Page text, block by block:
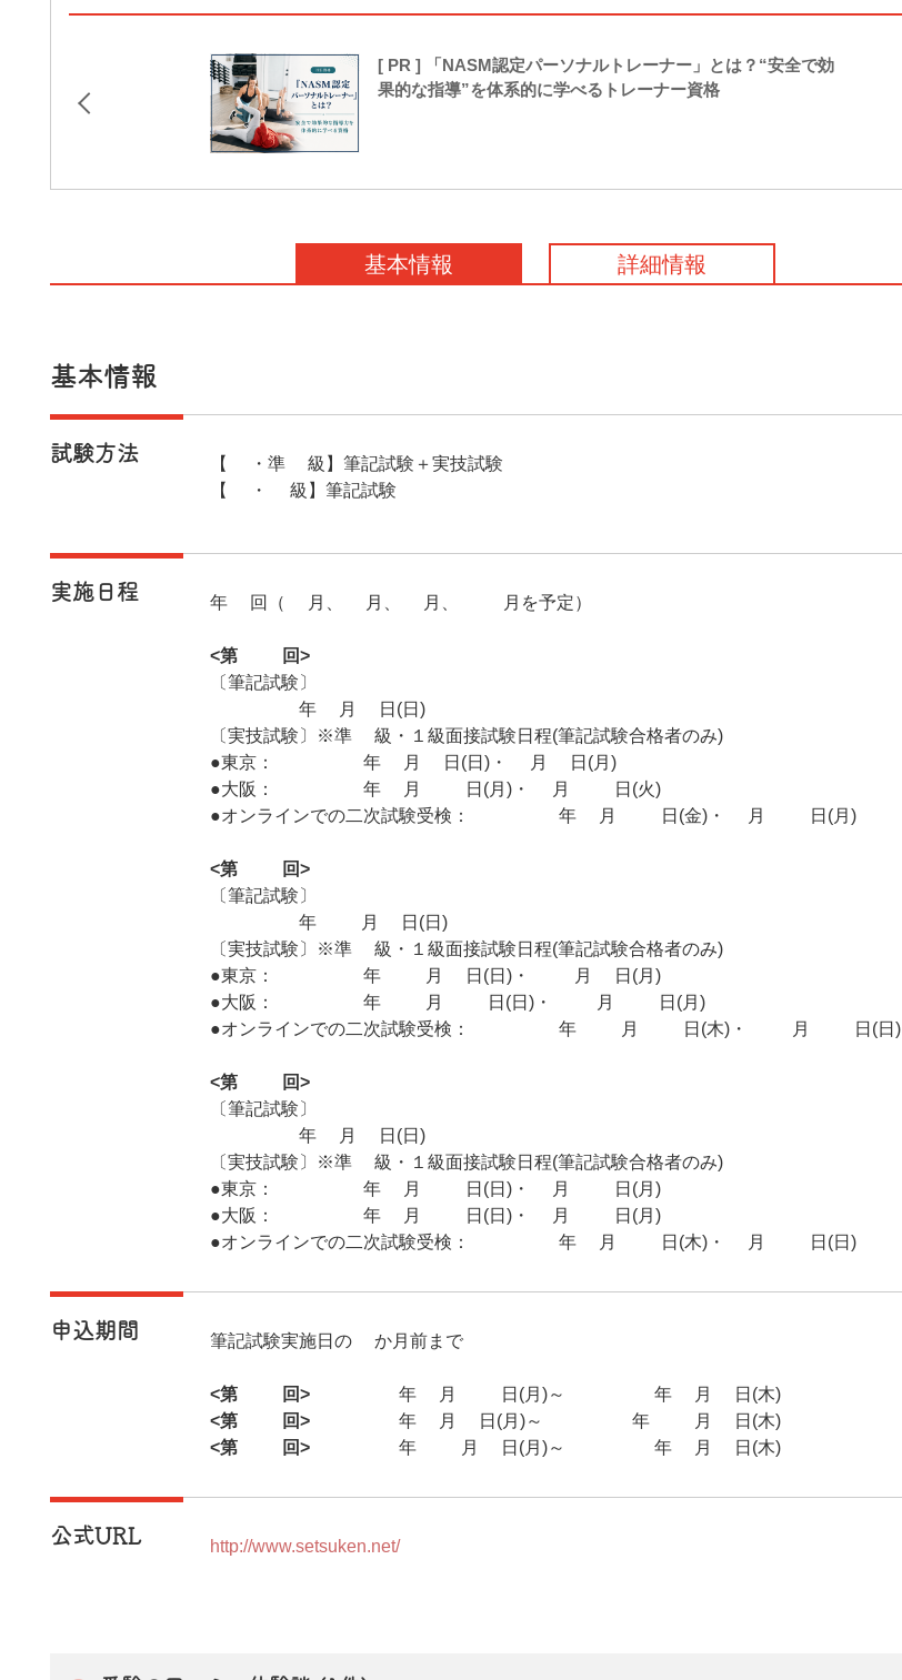
[ PR ] 「NASM認定パーソナルトレーナー」とは？“安全で効
果的な指導”を体系的に学べるトレーナー資格
基本情報 詳細情報
基本情報
試験方法
【1・準1級】筆記試験＋実技試験
【2・3級】筆記試験
実施日程 年4回（2月、5月、8月、11月を予定）
<第69回>
〔筆記試験〕
2025年8月3日(日)
〔実技試験〕※準1級・１級面接試験日程(筆記試験合格者のみ)
●東京：2025年9月7日(日)・9月8日(月)
●大阪：2025年9月15日(月)・9月16日(火)
●オンラインでの二次試験受検：2025年9月12日(金)・9月15日(月)
<第70回>
〔筆記試験〕
2025年11月2日(日)
〔実技試験〕※準1級・１級面接試験日程(筆記試験合格者のみ)
●東京：2025年12月7日(日)・12月8日(月)
●大阪：2025年12月14日(日)・12月15日(月)
●オンラインでの二次試験受検：2025年12月11日(木)・12月14日(日)
<第71回>
〔筆記試験〕
2026年2月8日(日)
〔実技試験〕※準1級・１級面接試験日程(筆記試験合格者のみ)
●東京：2026年3月15日(日)・3月16日(月)
●大阪：2026年3月22日(日)・3月23日(月)
●オンラインでの二次試験受検：2026年3月19日(木)・3月22日(日)
申込期間 筆記試験実施日の1か月前まで
<第69回> 2025年5月12日(月)～2025年7月3日(木)
<第70回> 2025年8月4日(月)～2025年10月2日(木)
<第71回> 2025年11月3日(月)～2026年1月8日(木)
公式URL http://www.setsuken.net/